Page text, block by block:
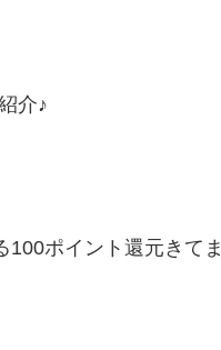
介♪
ポイント還元きてま